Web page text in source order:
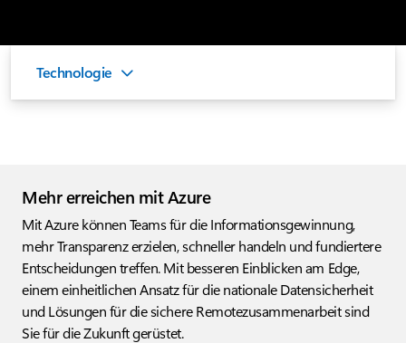
Technologie
Mehr erreichen mit Azure
Mit Azure können Teams für die Informationsgewinnung,
mehr Transparenz erzielen, schneller handeln und fundiertere
Entscheidungen treffen. Mit besseren Einblicken am Edge,
einem einheitlichen Ansatz für die nationale Datensicherheit
und Lösungen für die sichere Remotezusammenarbeit sind
Sie für die Zukunft gerüstet.